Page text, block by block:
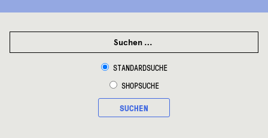
STANDARDSUCHE
SHOPSUCHE
SUCHEN